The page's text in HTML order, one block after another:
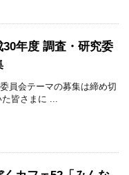
30年度 調査・研究委
員会テーマの募集は締め切
皆さまに ...